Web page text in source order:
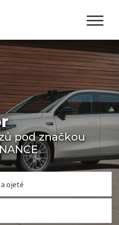
pod značkou
ojeté